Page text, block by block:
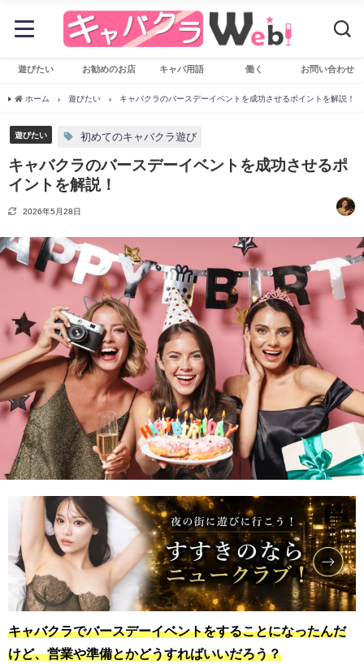
遊びたい お勧めのお店 キャバ用語 働く お問い合わせ
ホーム 遊びたい キャバクラのバースデーイベントを成功させるポイントを解説！
遊びたい 初めてのキャバクラ遊び
キャバクラのバースデーイベントを成功させるポ
イントを解説！
2026年5月28日
キャバクラでバースデーイベントをすることになったんだ
けど、営業や準備とかどうすればいいだろう？